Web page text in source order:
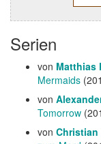
Serien
von Matthias
Mermaids
von
Tomorrow
von Christian